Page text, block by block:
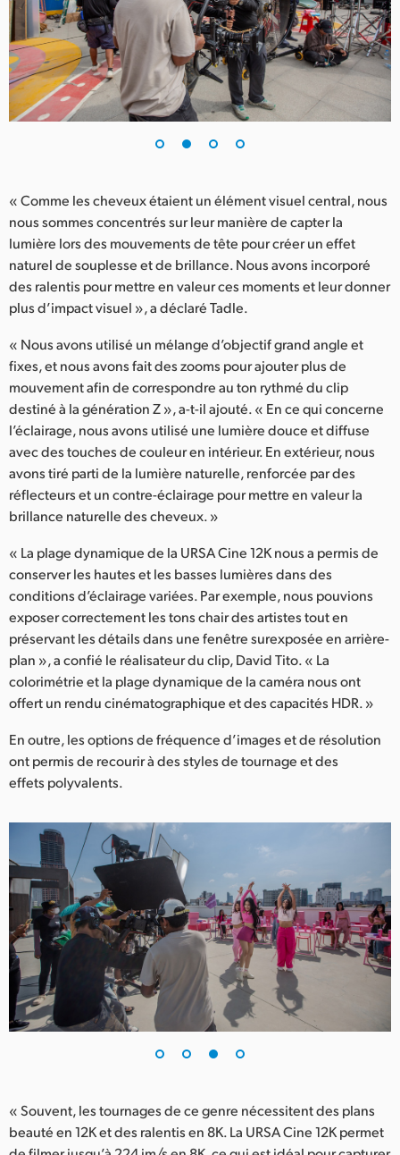
Ukraine
United Kingdom
United States
« Comme les cheveux étaient un élément visuel central, nous
nous sommes concentrés sur leur manière de capter la
lumière lors des mouvements de tête pour créer un effet
naturel de souplesse et de brillance. Nous avons incorporé
des ralentis pour mettre en valeur ces moments et leur donner
plus d’impact visuel », a déclaré Tadle.
« Nous avons utilisé un mélange d’objectif grand angle et
fixes, et nous avons fait des zooms pour ajouter plus de
mouvement afin de correspondre au ton rythmé du clip
destiné à la génération Z », a-t-il ajouté. « En ce qui concerne
l’éclairage, nous avons utilisé une lumière douce et diffuse
avec des touches de couleur en intérieur. En extérieur, nous
avons tiré parti de la lumière naturelle, renforcée par des
réflecteurs et un contre-éclairage pour mettre en valeur la
brillance naturelle des cheveux. »
« La plage dynamique de la URSA Cine 12K nous a permis de
conserver les hautes et les basses lumières dans des
conditions d’éclairage variées. Par exemple, nous pouvions
exposer correctement les tons chair des artistes tout en
préservant les détails dans une fenêtre surexposée en arrière-
plan », a confié le réalisateur du clip, David Tito. « La
colorimétrie et la plage dynamique de la caméra nous ont
offert un rendu cinématographique et des capacités HDR. »
En outre, les options de fréquence d’images et de résolution
ont permis de recourir à des styles de tournage et des
effets polyvalents.
« Souvent, les tournages de ce genre nécessitent des plans
beauté en 12K et des ralentis en 8K. La URSA Cine 12K permet